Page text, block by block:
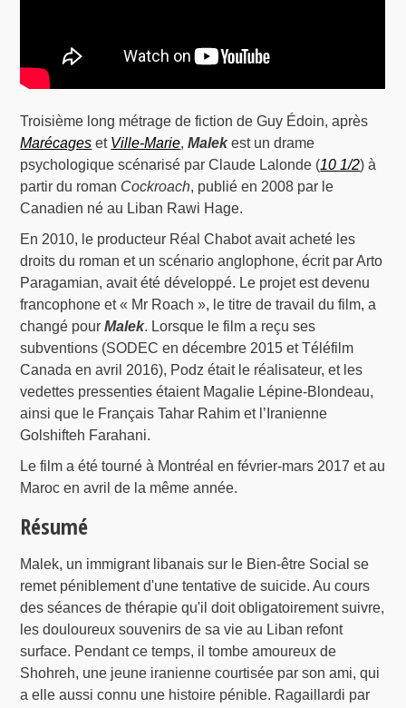
Troisième long métrage de fiction de Guy Édoin, après
Marécages et Ville-Marie,Malekest un drame
psychologique scénarisé par Claude Lalonde (10 1/2) à
partir du roman Cockroach, publié en 2008 par le
Canadien né au Liban Rawi Hage.
En 2010, le producteur Réal Chabot avait acheté les
droits du roman et un scénario anglophone, écrit par Arto
Paragamian, avait été développé. Le projet est devenu
francophone et « Mr Roach », le titre de travail du film, a
changé pourMalek. Lorsque le film a reçu ses
subventions (SODEC en décembre 2015 et Téléfilm
Canada en avril 2016), Podz était le réalisateur, et les
vedettes pressenties étaient Magalie Lépine-Blondeau,
ainsi que le Français Tahar Rahim et l’Iranienne
Golshifteh Farahani.
Le film a été tourné à Montréal en février-mars 2017 et au
Maroc en avril de la même année.
Résumé
Malek, un immigrant libanais sur le Bien-être Social se
remet péniblement d'une tentative de suicide. Au cours
des séances de thérapie qu'il doit obligatoirement suivre,
les douloureux souvenirs de sa vie au Liban refont
surface. Pendant ce temps, il tombe amoureux de
Shohreh, une jeune iranienne courtisée par son ami, qui
a elle aussi connu une histoire pénible. Ragaillardi par